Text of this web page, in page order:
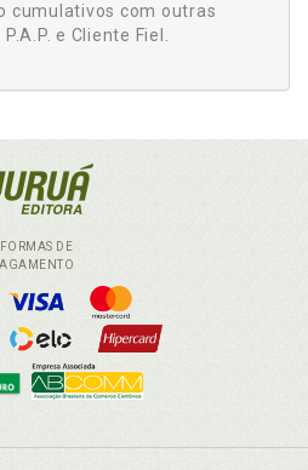
cumulativos com outras
e Cliente Fiel.
FORMAS DE